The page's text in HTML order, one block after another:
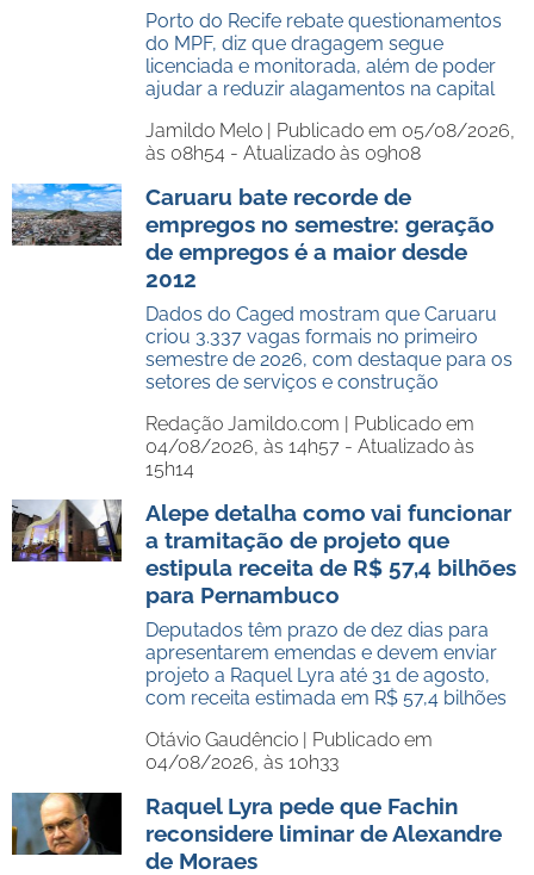
Porto do Recife rebate questionamentos
do MPF, diz que dragagem segue
licenciada e monitorada, além de poder
ajudar a reduzir alagamentos na capital
Jamildo Melo | Publicado em 05/08/2026,
às 08h54 - Atualizado às 09h08
Caruaru bate recorde de
empregos no semestre: geração
de empregos é a maior desde
2012
Dados do Caged mostram que Caruaru
criou 3.337 vagas formais no primeiro
semestre de 2026, com destaque para os
setores de serviços e construção
Redação Jamildo.com | Publicado em
04/08/2026, às 14h57 - Atualizado às
15h14
Alepe detalha como vai funcionar
a tramitação de projeto que
estipula receita de R$ 57,4 bilhões
para Pernambuco
Deputados têm prazo de dez dias para
apresentarem emendas e devem enviar
projeto a Raquel Lyra até 31 de agosto,
com receita estimada em R$ 57,4 bilhões
Otávio Gaudêncio | Publicado em
04/08/2026, às 10h33
Raquel Lyra pede que Fachin
reconsidere liminar de Alexandre
de Moraes